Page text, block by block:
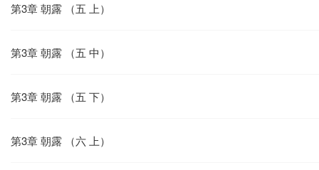
第3章 朝露 （五 上）
第3章 朝露 （五 中）
第3章 朝露 （五 下）
第3章 朝露 （六 上）